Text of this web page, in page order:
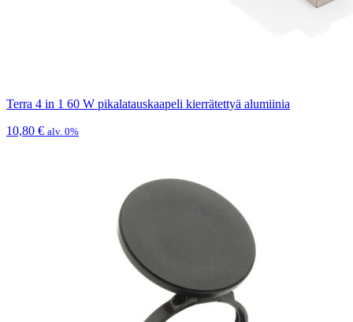
Terra 4 in 1 60 W pikalatauskaapeli kierrätettyä alumiinia
10,80 € alv. 0%